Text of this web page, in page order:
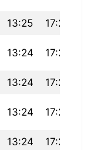
13:25 17:25
13:24 17:24
13:24 17:23
13:24 17:22
13:24 17:20